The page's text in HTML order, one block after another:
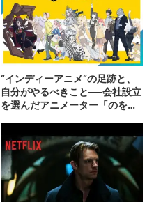
“インディーアニメ“の足跡と、
自分がやるべきこと──会社設立
を選んだアニメーター「のを